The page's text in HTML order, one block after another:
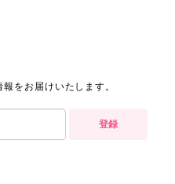
をお届けいたします。
登録